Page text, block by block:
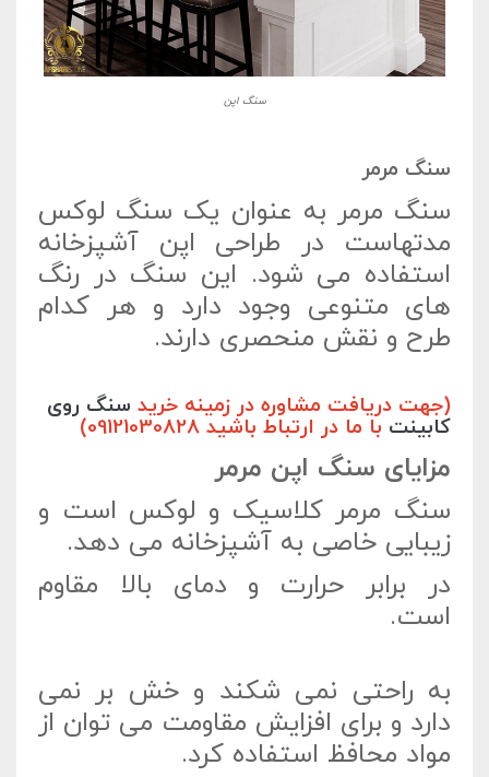
سنگ اپن
سنگ مرمر
سنگ مرمر به عنوان یک سنگ لوکس
مدتهاست در طراحی اپن آشپزخانه
استفاده می شود. این سنگ در رنگ
های متنوعی وجود دارد و هر کدام
طرح و نقش منحصری دارند.
(جهت دریافت مشاوره در زمینه خرید سنگ روی
کابینت با ما در ارتباط باشید 09121030828)
مزایای سنگ اپن مرمر
سنگ مرمر کلاسیک و لوکس است و
زیبایی خاصی به آشپزخانه می دهد.
در برابر حرارت و دمای بالا مقاوم
است.
به راحتی نمی شکند و خش بر نمی
دارد و برای افزایش مقاومت می توان از
مواد محافظ استفاده کرد.